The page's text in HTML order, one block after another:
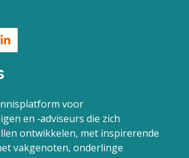
voor
en ‑adviseurs die zich
ontwikkelen, met inspirerende
vakgenoten, onderlinge